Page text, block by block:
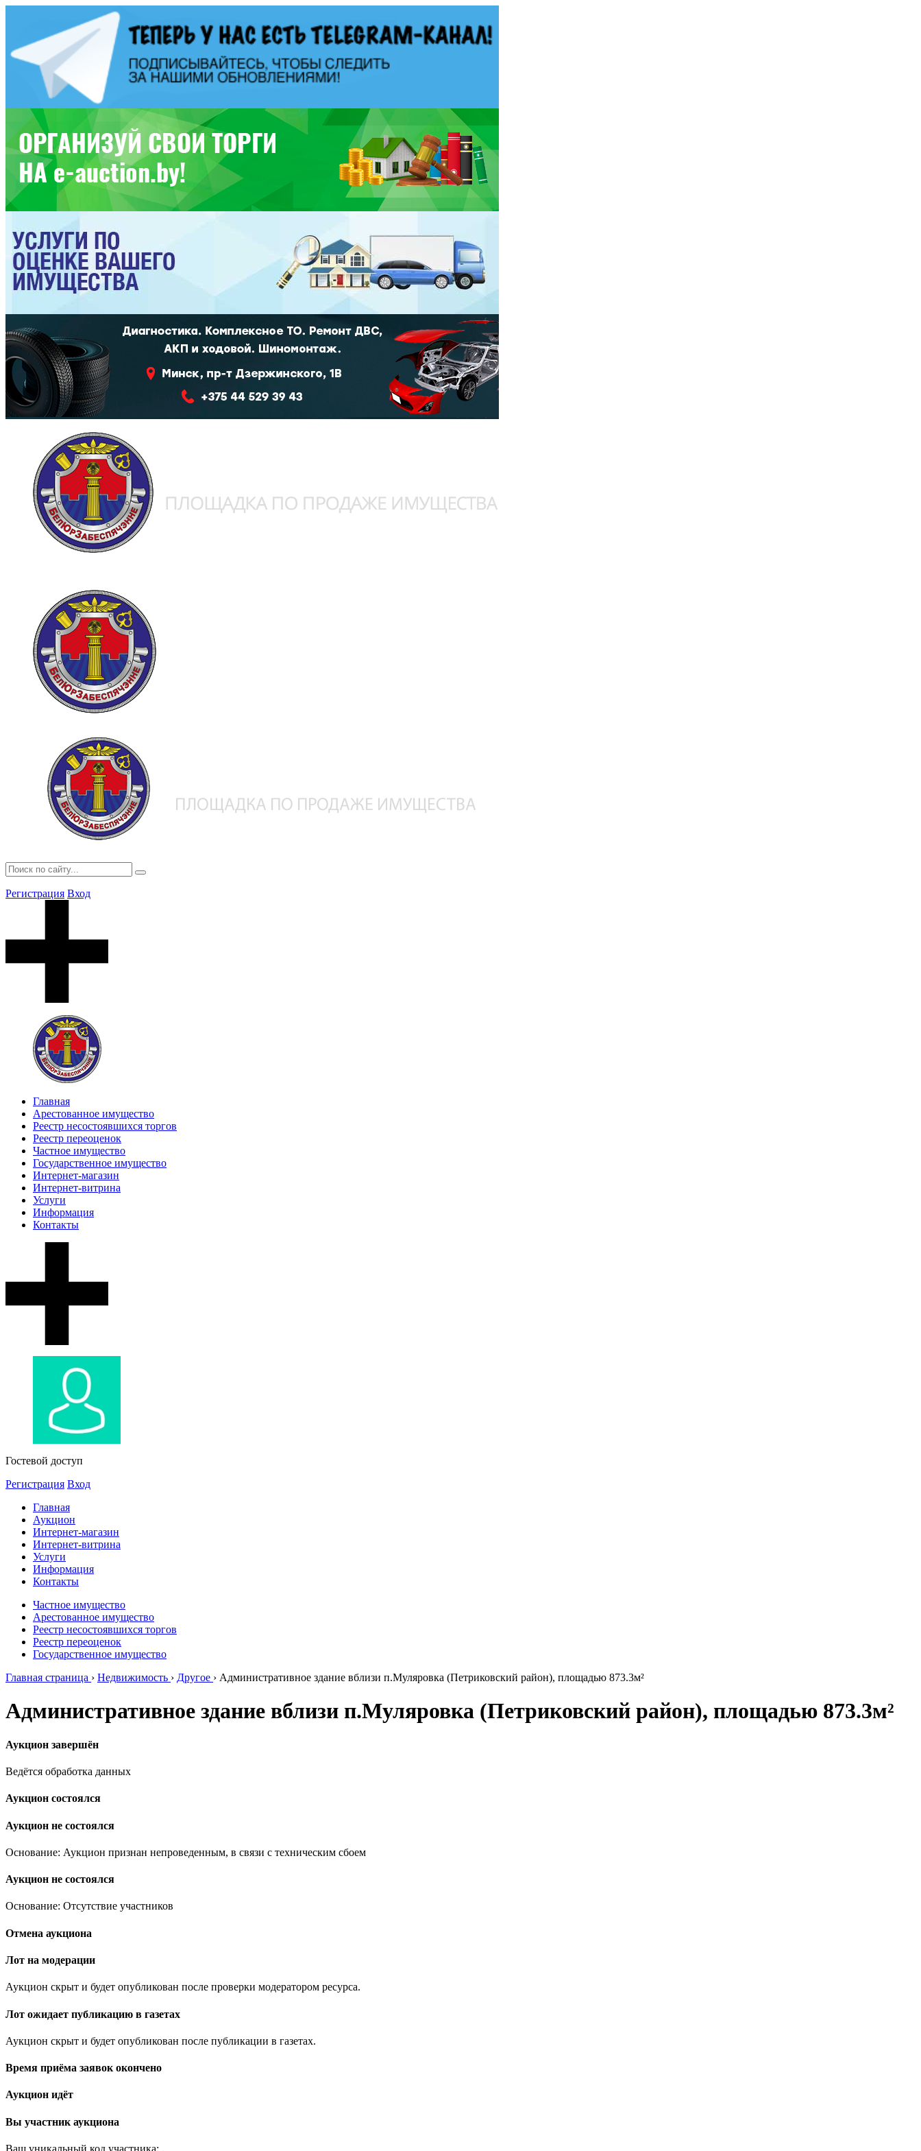
Регистрация Вход
Главная
Арестованное имущество
Реестр несостоявшихся торгов
Реестр переоценок
Частное имущество
Государственное имущество
Интернет-магазин
Интернет-витрина
Услуги
Информация
Контакты
Гостевой доступ
Регистрация Вход
Главная
Аукцион
Интернет-магазин
Интернет-витрина
Услуги
Информация
Контакты
Частное имущество
Арестованное имущество
Реестр несостоявшихся торгов
Реестр переоценок
Государственное имущество
Главная страница › Недвижимость › Другое › Административное здание вблизи п.Муляровка (Петриковский район), площадью 873.3м²
Административное здание вблизи п.Муляровка (Петриковский район), площадью 873.3м²
Аукцион завершён
Ведётся обработка данных
Аукцион состоялся
Аукцион не состоялся
Основание: Аукцион признан непроведенным, в связи с техническим сбоем
Аукцион не состоялся
Основание: Отсутствие участников
Отмена аукциона
Лот на модерации
Аукцион скрыт и будет опубликован после проверки модератором ресурса.
Лот ожидает публикацию в газетах
Аукцион скрыт и будет опубликован после публикации в газетах.
Время приёма заявок окончено
Аукцион идёт
Вы участник аукциона
Ваш уникальный код участника: .